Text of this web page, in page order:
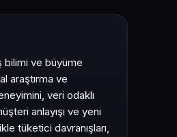
bilimi ve büyüme
araştırma ve
veri odaklı
anlayışı ve yeni
tüketici davranışları,